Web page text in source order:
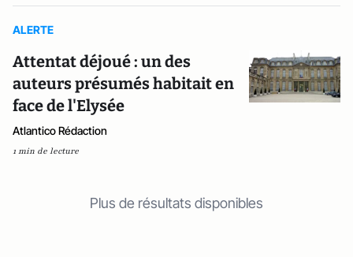
ALERTE
Attentat déjoué : un des
auteurs présumés habitait en
face de l'Elysée
Atlantico Rédaction
1 min de lecture
Plus de résultats disponibles